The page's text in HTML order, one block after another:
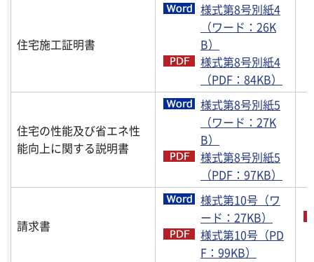
住宅施工証明書
様式第8号別紙4
（ワード：26K
B）
様式第8号別紙4
（PDF：84KB）
住宅の性能及び省エネ性
能向上に関する説明書
様式第8号別紙5
（ワード：27K
B）
様式第8号別紙5
（PDF：97KB）
請求書
様式第10号（ワ
ード：27KB）
様式第10号（PD
F：99KB）